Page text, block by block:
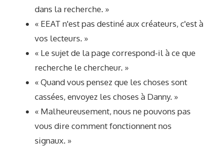
dans la recherche. »
« EEAT n'est pas destiné aux créateurs, c'est à
vos lecteurs. »
« Le sujet de la page correspond-il à ce que
recherche le chercheur. »
« Quand vous pensez que les choses sont
cassées, envoyez les choses à Danny. »
« Malheureusement, nous ne pouvons pas
vous dire comment fonctionnent nos
signaux. »